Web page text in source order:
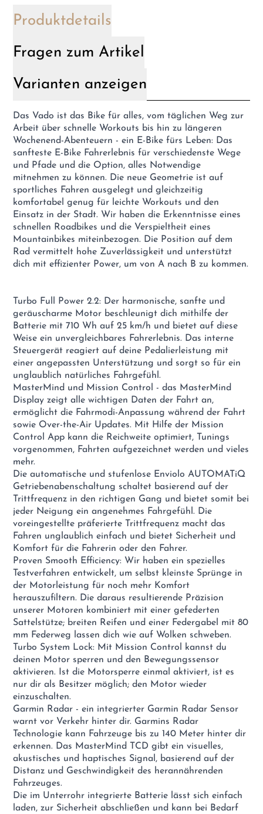
Produktdetails
Fragen zum Artikel
Varianten anzeigen
Das Vado ist das Bike für alles, vom täglichen Weg zur
Arbeit über schnelle Workouts bis hin zu längeren
Wochenend-Abenteuern - ein E-Bike fürs Leben: Das
sanfteste E-Bike Fahrerlebnis für verschiedenste Wege
und Pfade und die Option, alles Notwendige
mitnehmen zu können. Die neue Geometrie ist auf
sportliches Fahren ausgelegt und gleichzeitig
komfortabel genug für leichte Workouts und den
Einsatz in der Stadt. Wir haben die Erkenntnisse eines
schnellen Roadbikes und die Verspieltheit eines
Mountainbikes miteinbezogen. Die Position auf dem
Rad vermittelt hohe Zuverlässigkeit und unterstützt
dich mit effizienter Power, um von A nach B zu kommen.
Turbo Full Power 2.2: Der harmonische, sanfte und
geräuscharme Motor beschleunigt dich mithilfe der
Batterie mit 710 Wh auf 25 km/h und bietet auf diese
Weise ein unvergleichbares Fahrerlebnis. Das interne
Steuergerät reagiert auf deine Pedalierleistung mit
einer angepassten Unterstützung und sorgt so für ein
unglaublich natürliches Fahrgefühl.
MasterMind und Mission Control - das MasterMind
Display zeigt alle wichtigen Daten der Fahrt an,
ermöglicht die Fahrmodi-Anpassung während der Fahrt
sowie Over-the-Air Updates. Mit Hilfe der Mission
Control App kann die Reichweite optimiert, Tunings
vorgenommen, Fahrten aufgezeichnet werden und vieles
mehr.
Die automatische und stufenlose Enviolo AUTOMATiQ
Getriebenabenschaltung schaltet basierend auf der
Trittfrequenz in den richtigen Gang und bietet somit bei
jeder Neigung ein angenehmes Fahrgefühl. Die
voreingestellte präferierte Trittfrequenz macht das
Fahren unglaublich einfach und bietet Sicherheit und
Komfort für die Fahrerin oder den Fahrer.
Proven Smooth Efficiency: Wir haben ein spezielles
Testverfahren entwickelt, um selbst kleinste Sprünge in
der Motorleistung für noch mehr Komfort
herauszufiltern. Die daraus resultierende Präzision
unserer Motoren kombiniert mit einer gefederten
Sattelstütze; breiten Reifen und einer Federgabel mit 80
mm Federweg lassen dich wie auf Wolken schweben.
Turbo System Lock: Mit Mission Control kannst du
deinen Motor sperren und den Bewegungssensor
aktivieren. Ist die Motorsperre einmal aktiviert, ist es
nur dir als Besitzer möglich; den Motor wieder
einzuschalten.
Garmin Radar - ein integrierter Garmin Radar Sensor
warnt vor Verkehr hinter dir. Garmins Radar
Technologie kann Fahrzeuge bis zu 140 Meter hinter dir
erkennen. Das MasterMind TCD gibt ein visuelles,
akustisches und haptisches Signal, basierend auf der
Distanz und Geschwindigkeit des herannährenden
Fahrzeuges.
Die im Unterrohr integrierte Batterie lässt sich einfach
laden, zur Sicherheit abschließen und kann bei Bedarf